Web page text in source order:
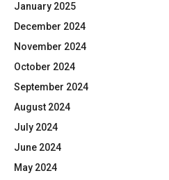
January 2025
December 2024
November 2024
October 2024
September 2024
August 2024
July 2024
June 2024
May 2024